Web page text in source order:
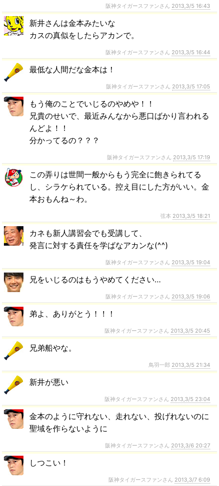
阪神タイガースファンさん 2013,3/5 16:43
新井さんは金本みたいな
カスの真似をしたらアカンで。
阪神タイガースファンさん 2013,3/5 16:44
最低な人間だな金本は！
阪神タイガースファンさん 2013,3/5 17:05
もう俺のことでいじるのやめや！！
兄貴のせいで、最近みんなから悪口ばかり言われる
んどよ！！
分かってるの？？？
阪神タイガースファンさん 2013,3/5 17:19
この弄りは世間一般からもう完全に飽きられてる
し、シラケられている。控え目にした方がいい。金
本おもんね～わ。
弦本 2013,3/5 18:21
カネも新人講習会でも受講して、
発言に対する責任を学ばなアカンな(^^)
阪神タイガースファンさん 2013,3/5 19:04
兄をいじるのはもうやめてください…
阪神タイガースファンさん 2013,3/5 19:06
弟よ、ありがとう！！！
阪神タイガースファンさん 2013,3/5 20:45
兄弟船やな。
鳥羽一郎 2013,3/5 21:34
新井が悪い
阪神タイガースファンさん 2013,3/5 23:04
金本のように守れない、走れない、投げれないのに
聖域を作らないように
阪神タイガースファンさん 2013,3/6 20:27
しつこい！
阪神タイガースファンさん 2013,3/7 6:09